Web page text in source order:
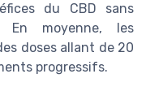
du CBD sans
En moyenne, les
doses allant de 20
progressifs.